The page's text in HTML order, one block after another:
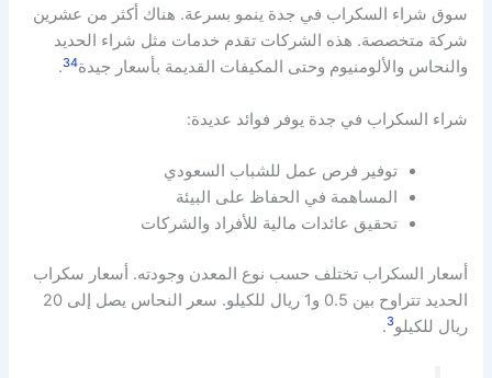
سوق شراء السكراب في جدة ينمو بسرعة. هناك أكثر من عشرين
شركة متخصصة. هذه الشركات تقدم خدمات مثل شراء الحديد
والنحاس والألومنيوم وحتى المكيفات القديمة بأسعار جيدة 34
.
شراء السكراب في جدة يوفر فوائد عديدة:
توفير فرص عمل للشباب السعودي
المساهمة في الحفاظ على البيئة
تحقيق عائدات مالية للأفراد والشركات
أسعار السكراب تختلف حسب نوع المعدن وجودته. أسعار سكراب
الحديد تتراوح بين 0.5 و1 ريال للكيلو. سعر النحاس يصل إلى 20
ريال للكيلو3
.